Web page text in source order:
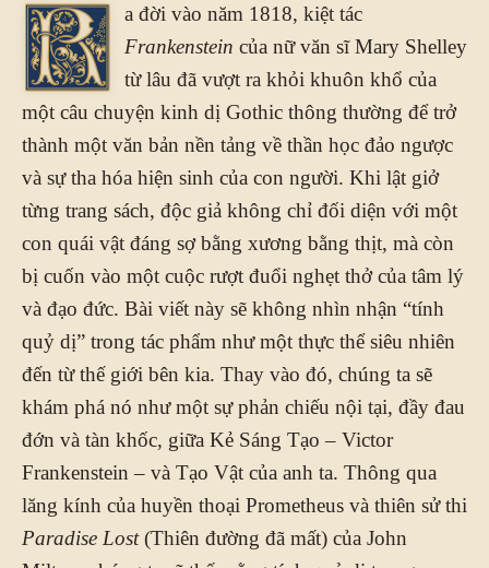
R
a đời vào năm 1818, kiệt tác
Frankenstein của nữ văn sĩ Mary Shelley
từ lâu đã vượt ra khỏi khuôn khổ của
một câu chuyện kinh dị Gothic thông thường để trở
thành một văn bản nền tảng về thần học đảo ngược
và sự tha hóa hiện sinh của con người. Khi lật giở
từng trang sách, độc giả không chỉ đối diện với một
con quái vật đáng sợ bằng xương bằng thịt, mà còn
bị cuốn vào một cuộc rượt đuổi nghẹt thở của tâm lý
và đạo đức. Bài viết này sẽ không nhìn nhận “tính
quỷ dị” trong tác phẩm như một thực thể siêu nhiên
đến từ thế giới bên kia. Thay vào đó, chúng ta sẽ
khám phá nó như một sự phản chiếu nội tại, đầy đau
đớn và tàn khốc, giữa Kẻ Sáng Tạo – Victor
Frankenstein – và Tạo Vật của anh ta. Thông qua
lăng kính của huyền thoại Prometheus và thiên sử thi
Paradise Lost(Thiên đường đã mất) của John